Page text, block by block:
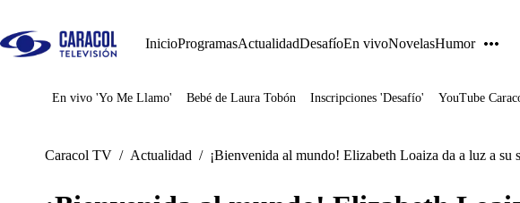
InicioProgramasActualidadDesafíoEn vivoNovelasHumor
Juegos
En vivo 'Yo Me Llamo' Bebé de Laura Tobón Inscripciones 'Desafío' YouTube
Caracol TV / Actualidad / ¡Bienvenida al mundo! Elizabeth Loaiza da a luz a su